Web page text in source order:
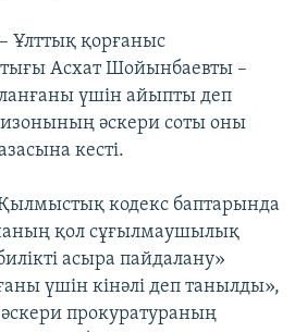
Ұлттық қорғаныс
Асхат Шойынбаевты –
үшін айыпты деп
әскери соты оны
кесті.
кодекс баптарында
қол сұғылмаушылық
асыра пайдалану»
үшін кінәлі деп танылды»,
прокуратураның